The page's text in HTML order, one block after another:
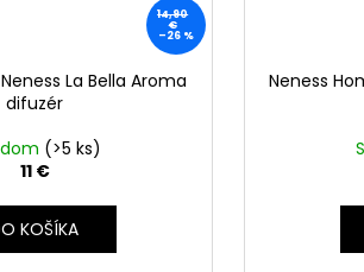
14,90
€
–26 %
La Bella Aroma
difuzér
(>5 ks)
11 €
KOŠÍKA
Neness